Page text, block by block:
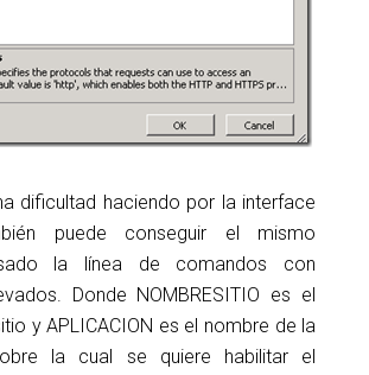
dificultad haciendo por la interface
puede conseguir el mismo
la línea de comandos con
Donde NOMBRESITIO es el
y APLICACION es el nombre de la
la cual se quiere habilitar el